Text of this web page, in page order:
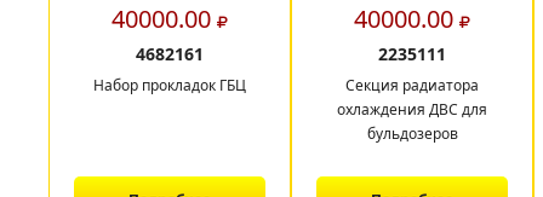
40000.00
4682161
Набор прокладок ГБЦ
40000.00
2235111
Секция радиатора
охлаждения ДВС для
бульдозеров